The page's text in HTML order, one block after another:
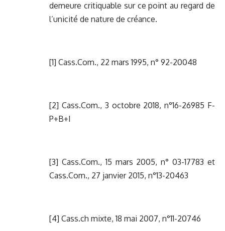
demeure critiquable sur ce point au regard de
l’unicité de nature de créance.
[1] Cass.Com., 22 mars 1995, n° 92-20048
[2] Cass.Com., 3 octobre 2018, n°16-26985 F-
P+B+I
[3] Cass.Com., 15 mars 2005, n° 03-17783 et
Cass.Com., 27 janvier 2015, n°13-20463
[4] Cass.ch mixte, 18 mai 2007, n°11-20746